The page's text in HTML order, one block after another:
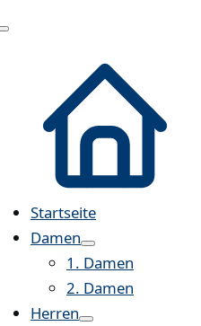
Menü
Startseite
Damen
1. Damen
2. Damen
Herren